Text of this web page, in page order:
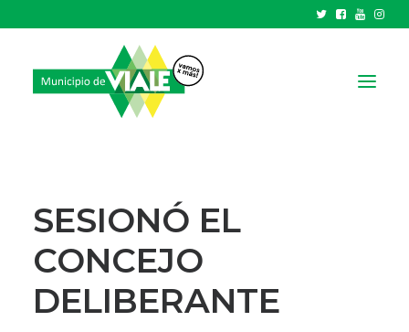
HCD
TRÁMITES Y SERVICIOS
CIUDAD
SESIONÓ EL
CONCEJO
DELIBERANTE